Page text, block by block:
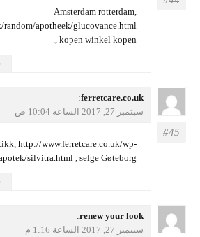
Amsterdam rotterdam,
random/apotheek/glucovance.html
, kopen winkel kopen.
قم
يقول
ferretcare.co.uk
:
سبتمبر 27, 2017 الساعة 10:04 ص
nettbutikk,http://www.ferretcare.co.uk/wp-
pomo/apotek/silvitra.html, selge Gøteborg.
قم
يقول
renew your look
:
سبتمبر 27, 2017 الساعة 1:16 م